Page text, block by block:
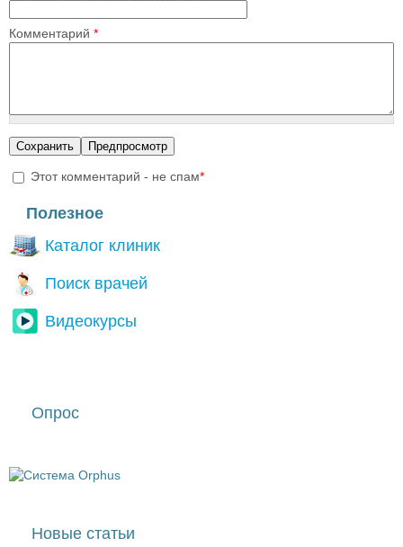
Комментарий *
Этот комментарий - не спам*
Полезное
Каталог клиник
Поиск врачей
Видеокурсы
Опрос
Новые статьи